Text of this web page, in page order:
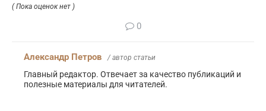
( Пока оценок нет )
0
Александр Петров / автор статьи
Главный редактор. Отвечает за качество публикаций и
полезные материалы для читателей.